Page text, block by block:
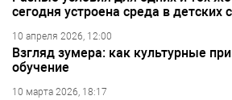
сегодня устроена среда в детских
10 апреля 2026, 12:00
Взгляд зумера: как культурные
обучение
10 марта 2026, 18:17